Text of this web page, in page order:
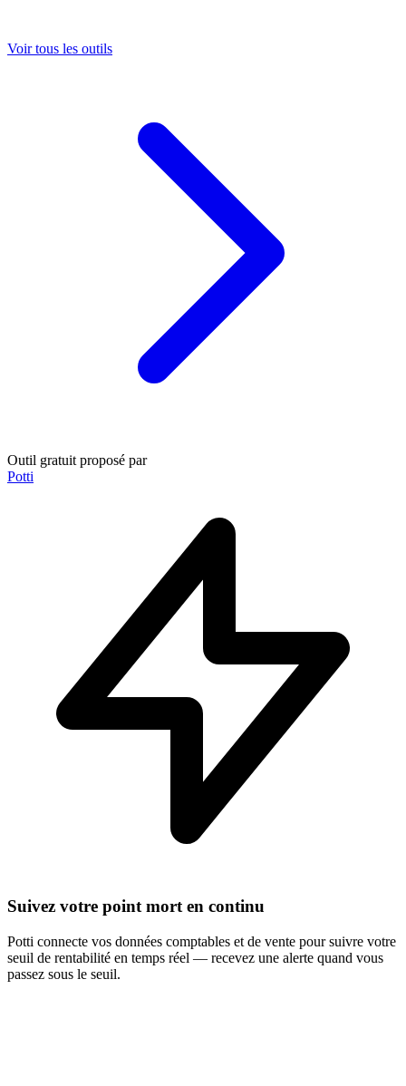
Voir tous les outils
Outil gratuit proposé par
Potti
Suivez votre point mort en continu
Potti connecte vos données comptables et de vente pour suivre votre
seuil de rentabilité en temps réel — recevez une alerte quand vous
passez sous le seuil.